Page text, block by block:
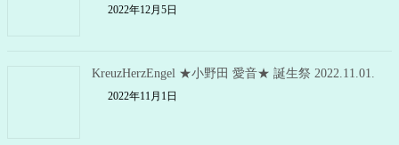
2022年12月5日
KreuzHerzEngel ★小野田 愛音★ 誕生祭 2022.11.01.
2022年11月1日